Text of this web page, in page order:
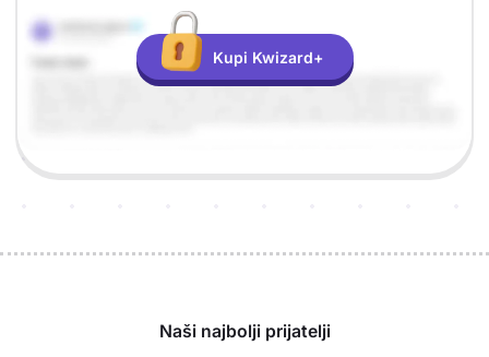
Odgovor
Objašnjenje
Kupi Kwizard+
Naši najbolji prijatelji